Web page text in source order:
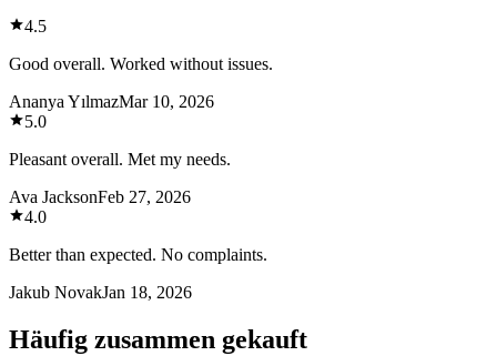
4.5
Good overall. Worked without issues.
Ananya YılmazMar 10, 2026
5.0
Pleasant overall. Met my needs.
Ava JacksonFeb 27, 2026
4.0
Better than expected. No complaints.
Jakub NovakJan 18, 2026
Häufig zusammen gekauft